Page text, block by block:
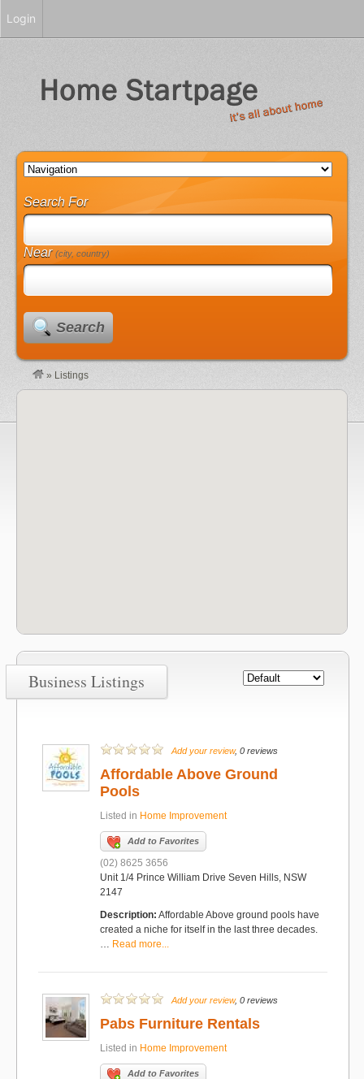
Search For
Near(city, country)
Search
» Listings
Business Listings
Add your review, 0 reviews
Affordable Above Ground
Pools
Listed in Home Improvement
Add to Favorites
(02) 8625 3656
Unit 1/4 Prince William Drive Seven Hills, NSW
2147
Description: Affordable Above ground pools have
created a niche for itself in the last three decades.
… Read more...
Add your review, 0 reviews
Pabs Furniture Rentals
Listed in Home Improvement
Add to Favorites
Login